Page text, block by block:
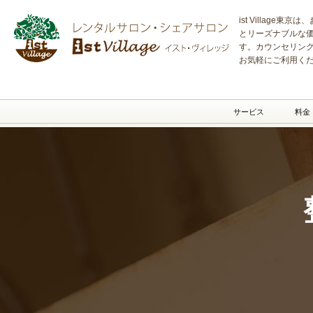
レンタ
ist Village東京は、
とリーズナブルな
す。カウンセリン
お気軽にご利用く
サービス 料金